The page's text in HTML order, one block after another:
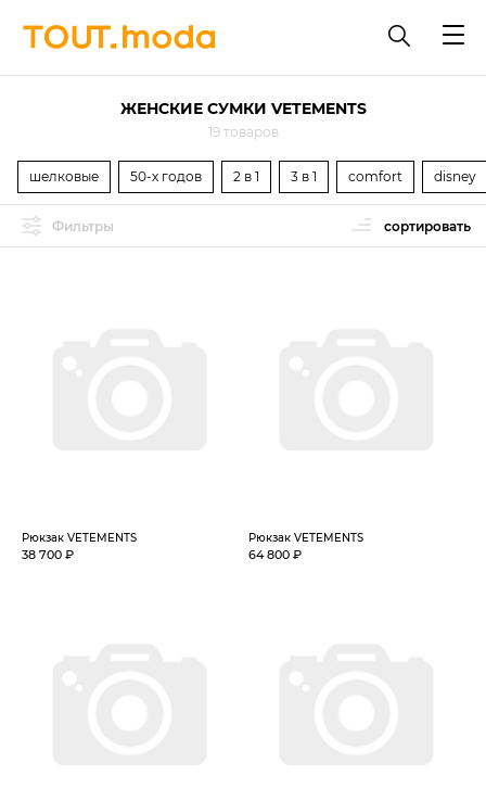
ЖЕНСКИЕ СУМКИ VETEMENTS
19 товаров
шелковые 50-х годов 2 в 1 3 в 1 comfort disney
Фильтры сортировать
Рюкзак VETEMENTS
38 700 ₽
Рюкзак VETEMENTS
64 800 ₽